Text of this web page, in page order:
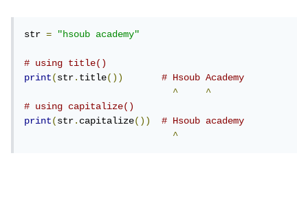
str = "hsoub academy"
# using title()
print(str.title())
# Hsoub Academy
^
^
# using capitalize()
print(str.capitalize())
# Hsoub academy
^